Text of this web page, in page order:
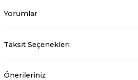
Yorumlar
Taksit Seçenekleri
Önerileriniz